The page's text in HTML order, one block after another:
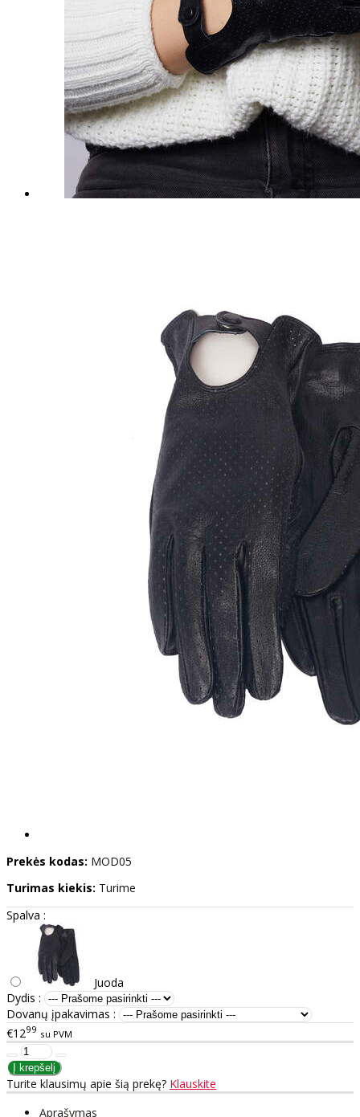
Prekės kodas: MOD05
Turimas kiekis: Turime
Spalva :
Juoda
Dydis :
Dovanų įpakavimas :
€1299 su PVM
Turite klausimų apie šią prekę? Klauskite
Aprašymas